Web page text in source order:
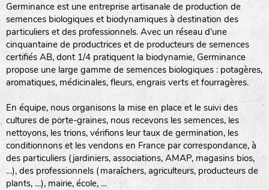
Germinance est une entreprise artisanale de production de
semences biologiques et biodynamiques à destination des
particuliers et des professionnels. Avec un réseau d'une
cinquantaine de productrices et de producteurs de semences
certifiés AB, dont 1/4 pratiquent la biodynamie, Germinance
propose une large gamme de semences biologiques : potagères,
aromatiques, médicinales, fleurs, engrais verts et fourragères.
En équipe, nous organisons la mise en place et le suivi des
cultures de porte-graines, nous recevons les semences, les
nettoyons, les trions, vérifions leur taux de germination, les
conditionnons et les vendons en France par correspondance, à
des particuliers (jardiniers, associations, AMAP, magasins bios,
…), des professionnels (maraîchers, agriculteurs, producteurs de
plants, …), mairie, école, …